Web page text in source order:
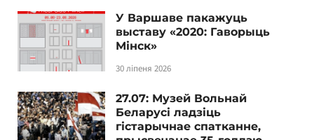
У Варшаве пакажуць
выставу «2020: Гаворыць
Мінск»
30 ліпеня 2026
27.07: Музей Вольнай
Беларусі ладзіць
гістарычнае спатканне,